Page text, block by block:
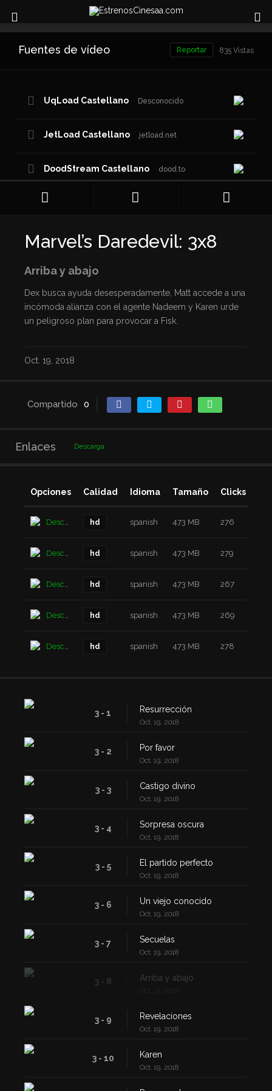
Fuentes de vídeo 835 Vistas
Reportar
UqLoad Castellano Desconocido
JetLoad Castellano jetload.net
DoodStream Castellano dood.to
Fembed Castellano
Netu.Tv Castellano Desconocido
Marvel’s Daredevil: 3x8
Arriba y abajo
Dex busca ayuda desesperadamente, Matt accede a una
incómoda alianza con el agente Nadeem y Karen urde
un peligroso plan para provocar a Fisk.
Oct. 19, 2018
Compartido 0
Enlaces Descarga
Opciones Calidad Idioma Tamaño Clicks
Descarga hd spanish 473 MB 276
Descarga hd spanish 473 MB 279
Descarga hd spanish 473 MB 267
Descarga hd spanish 473 MB 269
Descarga hd spanish 473 MB 278
3 - 1 Resurrección
Oct. 19, 2018
3 - 2 Por favor
Oct. 19, 2018
3 - 3 Castigo divino
Oct. 19, 2018
3 - 4 Sorpresa oscura
Oct. 19, 2018
3 - 5 El partido perfecto
Oct. 19, 2018
3 - 6 Un viejo conocido
Oct. 19, 2018
3 - 7 Secuelas
Oct. 19, 2018
3 - 8 Arriba y abajo
3 - 9 Revelaciones
Oct. 19, 2018
3 - 10 Karen
Oct. 19, 2018